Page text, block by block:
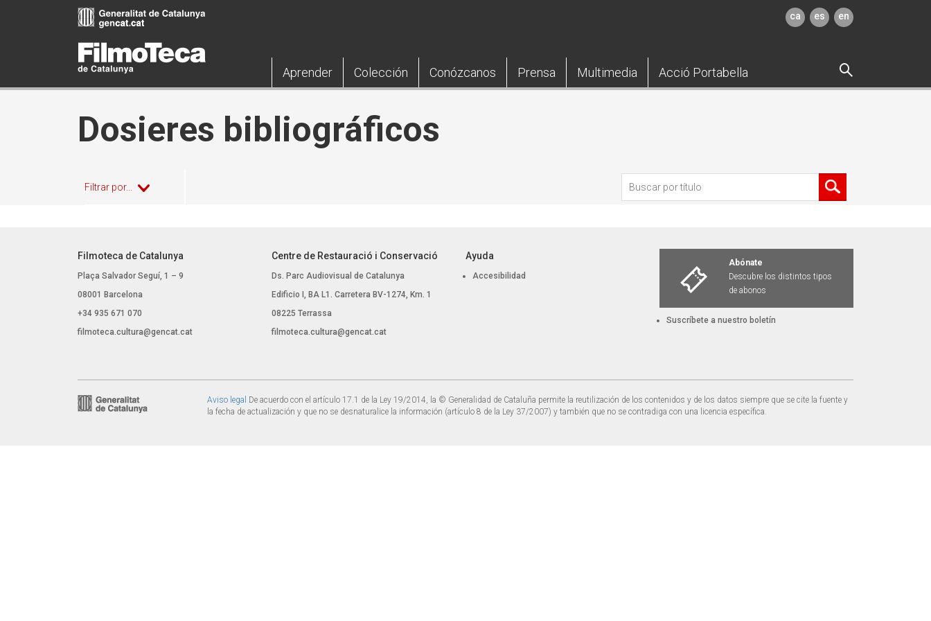
ca es en
Aprender Colección Conózcanos Prensa Multimedia Acció Portabella
Dosieres bibliográficos
Filtrar por...
Filmoteca de Catalunya
Plaça Salvador Seguí, 1 – 9
08001 Barcelona
+34 935 671 070
filmoteca.cultura@gencat.cat
Centre de Restauració i Conservació
Ds. Parc Audiovisual de Catalunya
Edificio I, BA L1. Carretera BV-1274, Km. 1
08225 Terrassa
filmoteca.cultura@gencat.cat
Ayuda
Accesibilidad
Abónate
Descubre los distintos tipos
de abonos
Suscríbete a nuestro boletín
Aviso legal De acuerdo con el artículo 17.1 de la Ley 19/2014, la © Generalidad de Cataluña permite la reutilización de los contenidos y de los datos siempre que se cite la fuente y
la fecha de actualización y que no se desnaturalice la información (artículo 8 de la Ley 37/2007) y también que no se contradiga con una licencia específica.